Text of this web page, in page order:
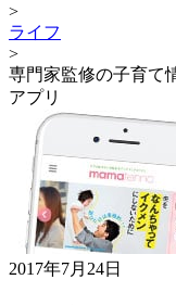
>
ライフ
>
専門家監修の子育て
アプリ
2017年7月24日